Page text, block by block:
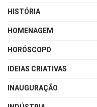
HISTÓRIA
HOMENAGEM
HORÓSCOPO
IDEIAS CRIATIVAS
INAUGURAÇÃO